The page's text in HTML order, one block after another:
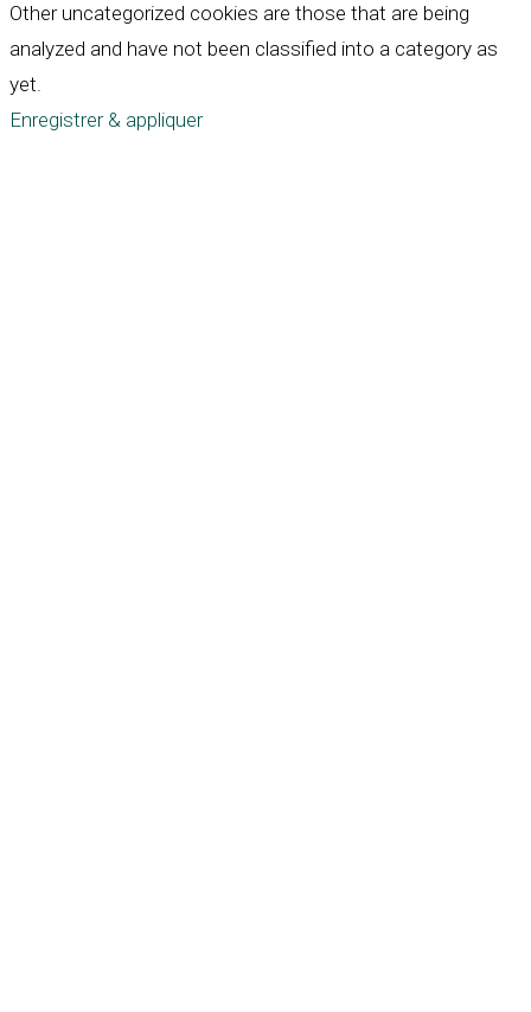
Other uncategorized cookies are those that are being
analyzed and have not been classified into a category as
yet.
Enregistrer & appliquer